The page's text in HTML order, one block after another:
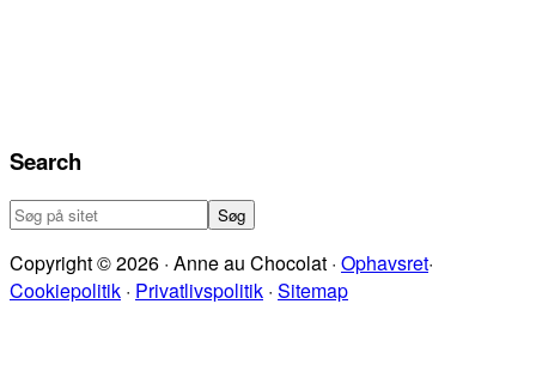
Search
Søg
sitet
Copyright © 2026 · Anne au Chocolat · Ophavsret·
Cookiepolitik · Privatlivspolitik · Sitemap